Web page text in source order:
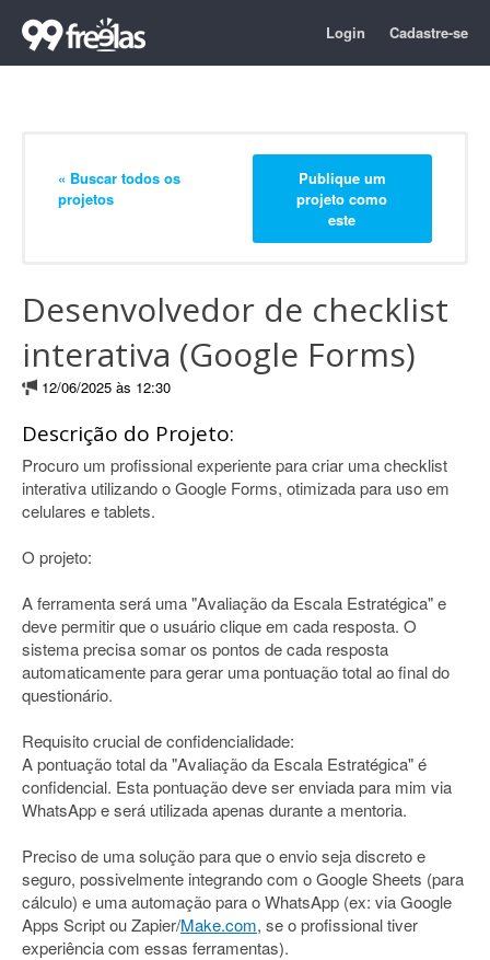
Login Cadastre-se
« Buscar todos os
projetos
Publique um
projeto como
este
Desenvolvedor de checklist
interativa (Google Forms)
12/06/2025 às 12:30
Descrição do Projeto:
Procuro um profissional experiente para criar uma checklist
interativa utilizando o Google Forms, otimizada para uso em
celulares e tablets.
O projeto:
A ferramenta será uma "Avaliação da Escala Estratégica" e
deve permitir que o usuário clique em cada resposta. O
sistema precisa somar os pontos de cada resposta
automaticamente para gerar uma pontuação total ao final do
questionário.
Requisito crucial de confidencialidade:
A pontuação total da "Avaliação da Escala Estratégica" é
confidencial. Esta pontuação deve ser enviada para mim via
WhatsApp e será utilizada apenas durante a mentoria.
Preciso de uma solução para que o envio seja discreto e
seguro, possivelmente integrando com o Google Sheets (para
cálculo) e uma automação para o WhatsApp (ex: via Google
Apps Script ou Zapier/Make.com, se o profissional tiver
experiência com essas ferramentas).